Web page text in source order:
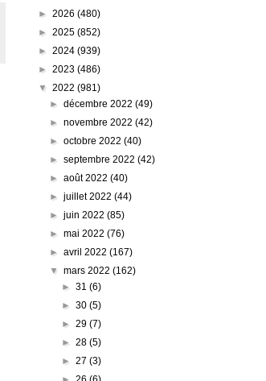
► 2026 (480)
► 2025 (852)
► 2024 (939)
► 2023 (486)
▼ 2022 (981)
►décembre 2022(49)
►novembre 2022(42)
►octobre 2022(40)
►septembre 2022(42)
►août 2022(40)
►juillet 2022(44)
►juin 2022(85)
►mai 2022(76)
►avril 2022(167)
▼mars 2022(162)
► 31 (6)
► 30 (5)
► 29 (7)
► 28 (5)
► 27 (3)